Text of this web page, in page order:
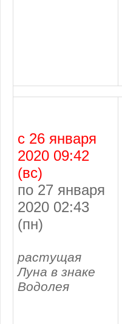
с 26 января
2020 09:42
(вс)
по 27 января
2020 02:43
(пн)
растущая
Луна в знаке
Водолея